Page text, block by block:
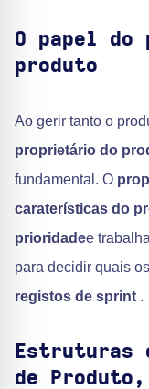
O papel
produto
Ao gerir tanto o
proprietário do
fundamental. O
caraterísticas do
prioridadee
para decidir quais
registos de sprint .
Estruturas
de